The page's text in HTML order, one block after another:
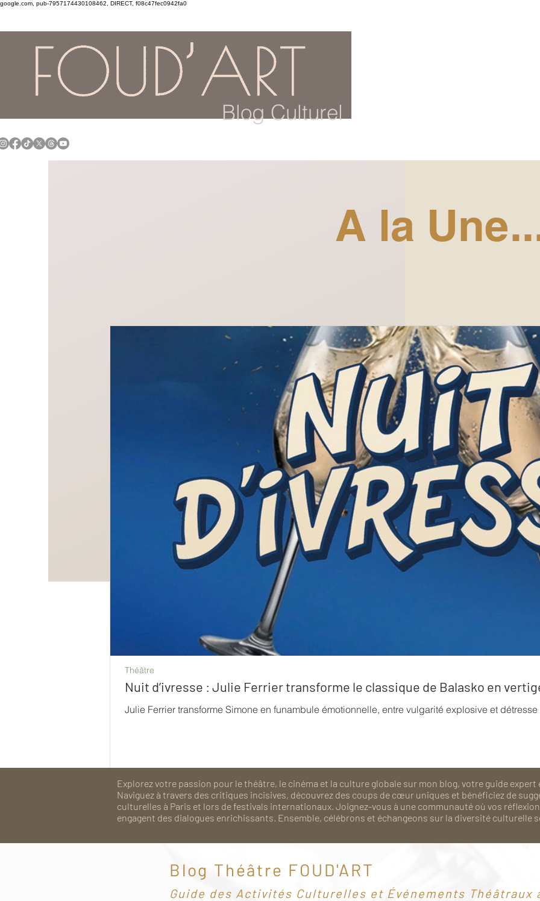
google.com, pub-7957174430108462, DIRECT, f08c47fec0942fa0
Blog Culturel
Nuit d’ivresse : Julie Ferrier transforme le classique de Balasko en
Julie Ferrier transforme Simone en funambule émotionnelle, entre vulgarité explosive et
Théâtre
A la
Explorez votre passion pour le théâtre, le cinéma et la culture globale sur mon blog, votre guide expert
Naviguez à travers des critiques incisives, découvrez des coups de cœur uniques et bénéficiez de
culturelles à Paris et lors de festivals internationaux. Joignez-vous à une communauté où vos
engagent des dialogues enrichissants. Ensemble, célébrons et échangeons sur la diversité culturelle
Blog Théâtre FOUD'ART
Guide des Activités Culturelles et Événements Théâtraux